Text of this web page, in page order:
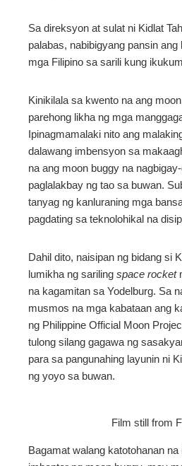
Sa direksyon at sulat ni Kidlat
palabas, nabibigyang pansin ang
mga Filipino sa sarili kung
Kinikilala sa kwento na ang
parehong likha ng mga
Ipinagmamalaki nito ang
dalawang imbensyon sa
na ang moon buggy na
paglalakbay ng tao sa buwan.
tanyag ng kanluraning mga
pagdating sa teknolohikal na
Dahil dito, naisipan ng bidang si
lumikha ng sariling space rocket
na kagamitan sa Yodelburg. Sa
musmos na mga kabataan ang
ng Philippine Official Moon
tulong silang gagawa ng
para sa pangunahing layunin ni
ng yoyo sa buwan.
Film still from
Bagamat walang katotohanan na